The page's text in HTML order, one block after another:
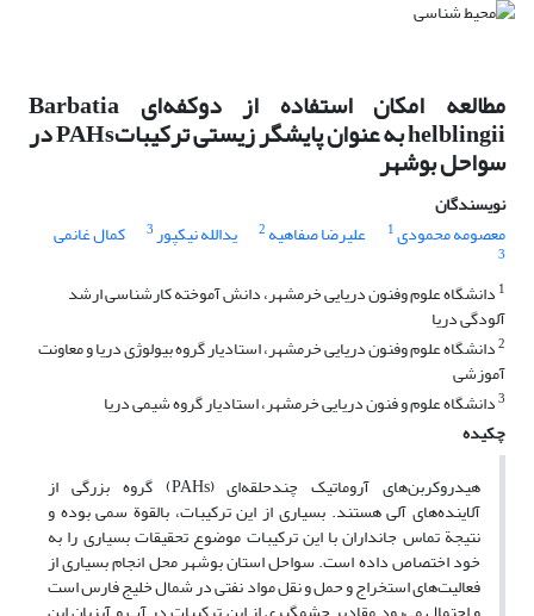
مطالعه امکان استفاده از دوکفه‌ای Barbatia
helblingii به عنوان پایشگر زیستی ترکیباتPAHs در
سواحل بوشهر
نویسندگان
معصومه محمودی1 علیرضا صفاهیه 2 یدالله نیکپور3 کمال غانمی
3
1 دانشگاه علوم وفنون دریایی خرمشهر، دانش آموخته کارشناسی ارشد
آلودگی دریا
2دانشگاه علوم وفنون دریایی خرمشهر، استادیار گروه بیولوژی دریا و معاونت
آموزشی
3دانشگاه علوم و فنون دریایی خرمشهر، استادیار گروه شیمی دریا
چکیده
هیدروکربن‌های آروماتیک چندحلقه‌ای (PAHs) گروه بزرگی از
آلاینده‌های آلی هستند. بسیاری از این ترکیبات، بالقوة سمی بوده و
نتیجة تماس جانداران با این ترکیبات موضوع تحقیقات بسیاری را به
خود اختصاص داده است. سواحل استان بوشهر محل انجام بسیاری از
فعالیت‌های استخراج و حمل و نقل مواد نفتی در شمال خلیج فارس است